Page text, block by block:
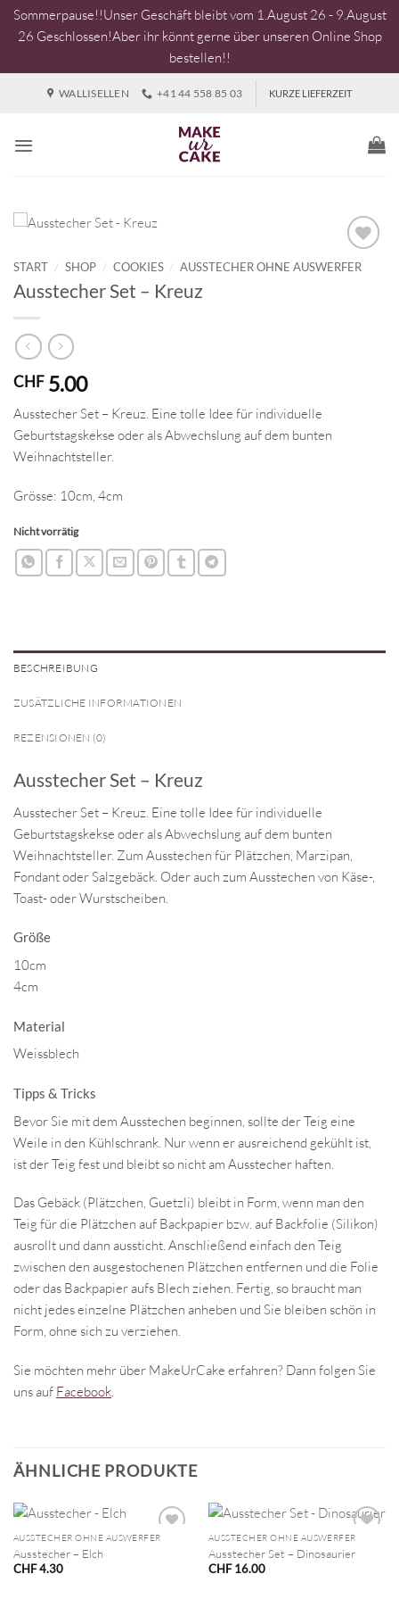
Sommerpause!!Unser Geschäft bleibt vom 1.August 26 - 9.August
26 Geschlossen!Aber ihr könnt gerne über unseren Online Shop
bestellen!!
WALLISELLEN +41 44 558 85 03 KURZE LIEFERZEIT
START / SHOP / COOKIES / AUSSTECHER OHNE AUSWERFER
Ausstecher Set – Kreuz
CHF 5.00
Ausstecher Set – Kreuz. Eine tolle Idee für individuelle
Geburtstagskekse oder als Abwechslung auf dem bunten
Weihnachtsteller.
Grösse: 10cm, 4cm
Nicht vorrätig
BESCHREIBUNG
ZUSÄTZLICHE INFORMATIONEN
REZENSIONEN (0)
Ausstecher Set – Kreuz
Ausstecher Set – Kreuz. Eine tolle Idee für individuelle
Geburtstagskekse oder als Abwechslung auf dem bunten
Weihnachtsteller. Zum Ausstechen für Plätzchen, Marzipan,
Fondant oder Salzgebäck. Oder auch zum Ausstechen von Käse-,
Toast- oder Wurstscheiben.
Größe
10cm
4cm
Material
Weissblech
Tipps & Tricks
Bevor Sie mit dem Ausstechen beginnen, sollte der Teig eine
Weile in den Kühlschrank. Nur wenn er ausreichend gekühlt ist,
ist der Teig fest und bleibt so nicht am Ausstecher haften.
Das Gebäck (Plätzchen, Guetzli) bleibt in Form, wenn man den
Teig für die Plätzchen auf Backpapier bzw. auf Backfolie (Silikon)
ausrollt und dann aussticht. Anschließend einfach den Teig
zwischen den ausgestochenen Plätzchen entfernen und die Folie
oder das Backpapier aufs Blech ziehen. Fertig, so braucht man
nicht jedes einzelne Plätzchen anheben und Sie bleiben schön in
Form, ohne sich zu verziehen.
Sie möchten mehr über MakeUrCake erfahren? Dann folgen Sie
uns auf Facebook.
ÄHNLICHE PRODUKTE
AUSSTECHER OHNE AUSWERFER
Ausstecher – Elch
CHF4.30
AUSSTECHER OHNE AUSWERFER
Ausstecher Set – Dinosaurier
CHF16.00